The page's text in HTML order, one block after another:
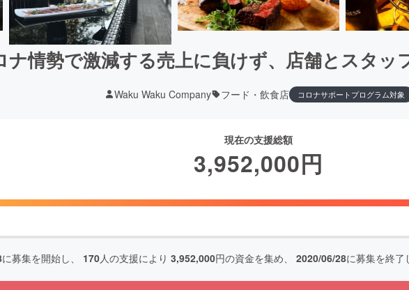
ナ情勢で激減する売上に負けず、店舗とスタッ
Waku Waku Company フード・飲食店 コロナサポートプログラム対象
現在の支援総額
3,952,000円
に募集を開始し、 170人の支援により 3,952,000円の資金を集め、 2020/06/28に募集を終了